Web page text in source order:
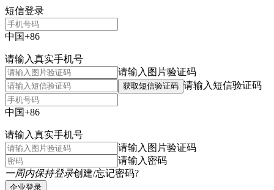
短信登录
中国+86
请输入真实手机号
请输入图片验证码
获取短信验证码 请输入短信验证码
中国+86
请输入真实手机号
请输入图片验证码
请输入密码
一周内保持登录创建/忘记密码?
企业登录